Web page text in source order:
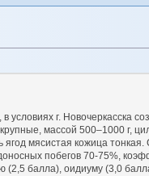
г. Новочеркасска
массой 500–1000 г,
мясистая кожица тонкая.
побегов 70-75%,
(2,5 балла), оидиуму (3,0